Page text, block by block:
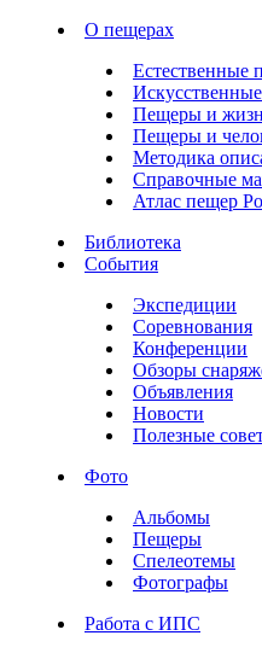
О пещерах
Естественные
Пещеры и
Пещеры и
Методика
Справочные
Атлас пещер
Библиотека
События
Экспедиции
Соревнования
Конференции
Обзоры
Объявления
Новости
Полезные
Фото
Альбомы
Пещеры
Спелеотемы
Фотографы
Работа с ИПС